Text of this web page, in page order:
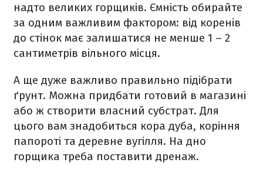
надто великих горщиків. Ємність обирайте
за одним важливим фактором: від коренів
до стінок має залишатися не менше 1 – 2
сантиметрів вільного місця.
А ще дуже важливо правильно підібрати
ґрунт. Можна придбати готовий в магазині
або ж створити власний субстрат. Для
цього вам знадобиться кора дуба, коріння
папороті та деревне вугілля. На дно
горщика треба поставити дренаж.